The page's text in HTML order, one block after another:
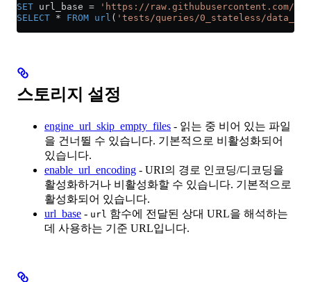
SET url_base = 'https://raw.githubusercontent.com/
SELECT * FROM url ( 'tests/queries/0_stateless/
스토리지 설정
engine_url_skip_empty_files - 읽는 중 비어 있는 파일
을 건너뛸 수 있습니다. 기본적으로 비활성화되어
있습니다.
enable_url_encoding - URI의 경로 인코딩/디코딩을
활성화하거나 비활성화할 수 있습니다. 기본적으로
활성화되어 있습니다.
url_base - url 함수에 전달된 상대 URL을 해석하는
데 사용하는 기준 URL입니다.